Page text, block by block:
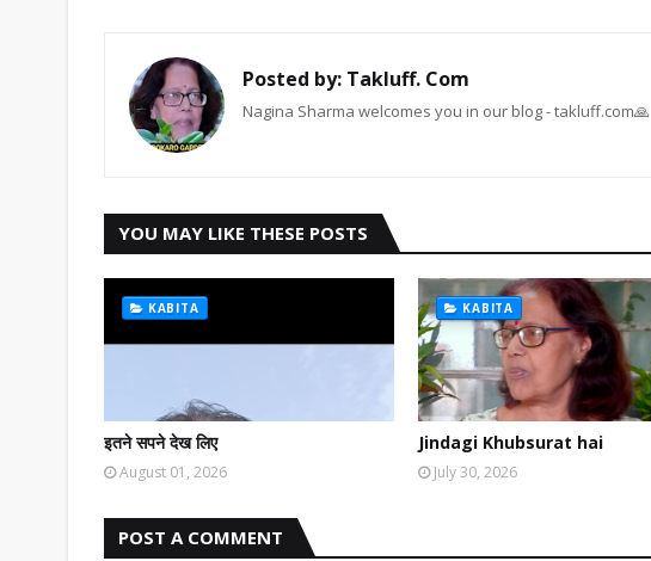
Posted by: Takluff. Com
Nagina Sharma welcomes you in our blog - takluff.com🙏
YOU MAY LIKE THESE POSTS
KABITA
इतने सपने देख लिए
August 01, 2026
KABITA
Jindagi Khubsurat hai
July 30, 2026
POST A COMMENT